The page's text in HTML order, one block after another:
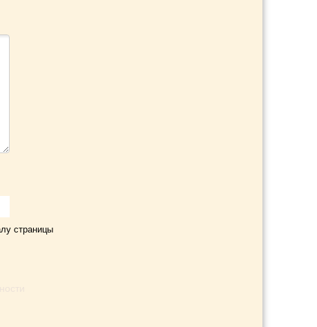
страницы